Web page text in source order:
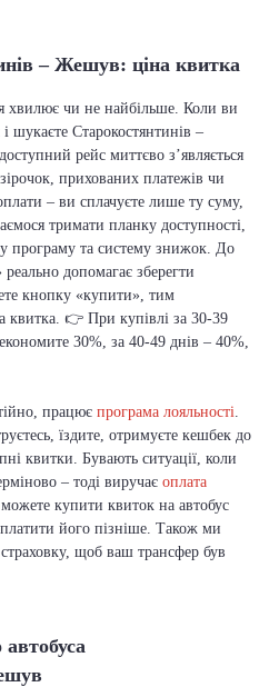
– Жешув: ціна квитка
хвилює чи не найбільше. Коли ви
шукаєте Старокостянтинів –
рейс миттєво з’являється
прихованих платежів чи
– ви сплачуєте лише ту суму,
тримати планку доступності,
програму та систему знижок. До
допомагає зберегти
кнопку «купити», тим
квитка. 👉 При купівлі за 30-39
30%, за 40-49 днів – 40%,
працює програма лояльності.
їздите, отримуєте кешбек до
квитки. Бувають ситуації, коли
– тоді виручає оплата
купити квиток на автобус
його пізніше. Також ми
щоб ваш трансфер був